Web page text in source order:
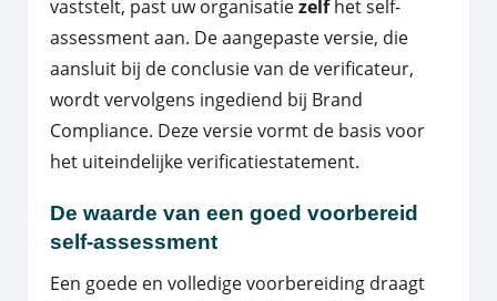
vaststelt, past uw organisatiezelfhet self-
assessment aan. De aangepaste versie, die
aansluit bij de conclusie van de verificateur,
wordt vervolgens ingediend bij Brand
Compliance. Deze versie vormt de basis voor
het uiteindelijke verificatiestatement.
De waarde van een goed voorbereid
self-assessment
Een goede en volledige voorbereiding draagt